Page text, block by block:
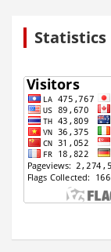
Statistics